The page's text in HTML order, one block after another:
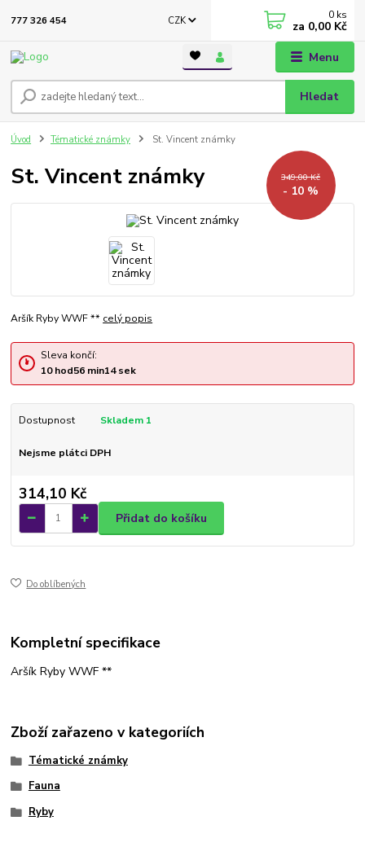
Menu
CZK
Hledat
777 326 454 0 ks
za 0,00 Kč
Úvod Tématické známky St. Vincent známky
St. Vincent známky 349,00 Kč
- 10 %
Aršík Ryby WWF ** celý popis
Sleva končí:
10hod56min14sek
Dostupnost Skladem 1
Nejsme plátci DPH
314,10 Kč
Přidat do košíku
Do oblíbených
Kompletní specifikace
Aršík Ryby WWF **
Zboží zařazeno v kategoriích
Tématické známky
Fauna
Ryby